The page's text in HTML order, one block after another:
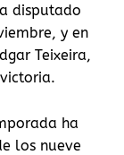
disputado
y en
Teixeira,
ha
los nueve